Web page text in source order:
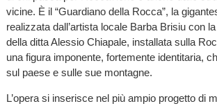
vicine. È il “Guardiano della Rocca”, la
realizzata dall’artista locale Barba Brisiu con
della ditta Alessio Chiapale, installata sulla
una figura imponente, fortemente identitaria,
sul paese e sulle sue montagne.
L’opera si inserisce nel più ampio progetto di